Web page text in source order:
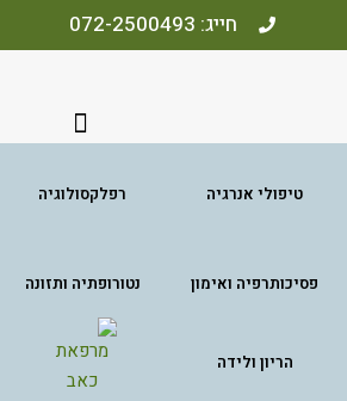
חייג: 072-2500493
טיפולי אנרגיה רפלקסולוגיה
פסיכותרפיה ואימון נטורופתיה ותזונה
הריון ולידה